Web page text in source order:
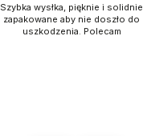
Szybka wysłka, pięknie i solidnie
zapakowane aby nie doszło do
uszkodzenia. Polecam